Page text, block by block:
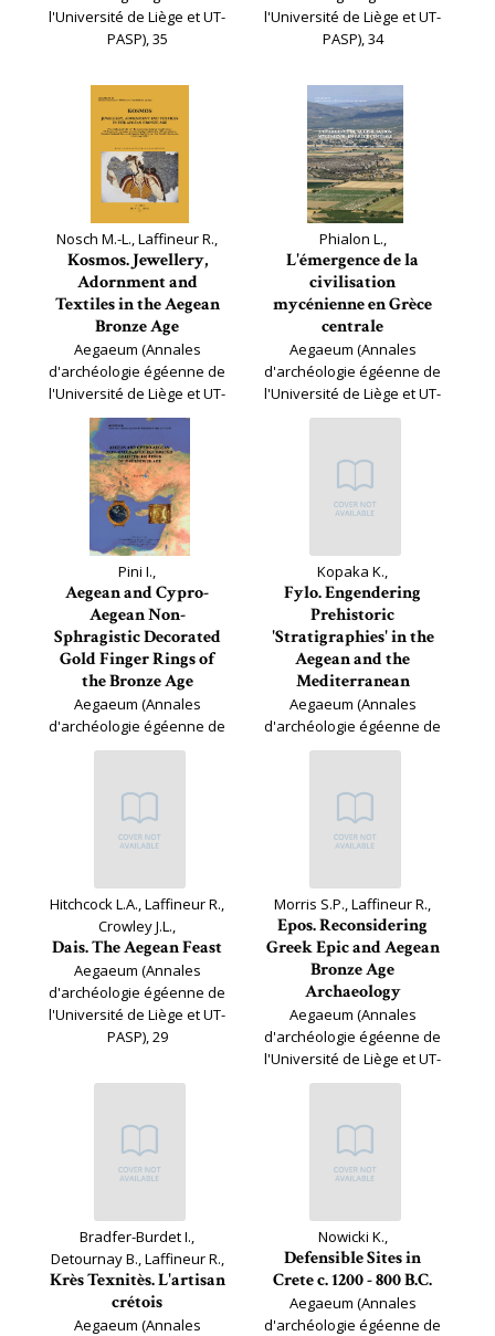
l'Université de Liège et UT-
PASP), 35
l'Université de Liège et UT-
PASP), 34
Nosch M.-L., Laffineur R.,
Kosmos. Jewellery,
Adornment and
Textiles in the Aegean
Bronze Age
Aegaeum (Annales
d'archéologie égéenne de
l'Université de Liège et UT-
PASP), 33
Phialon L.,
L'émergence de la
civilisation
mycénienne en Grèce
centrale
Aegaeum (Annales
d'archéologie égéenne de
l'Université de Liège et UT-
PASP), 32
Pini I.,
Aegean and Cypro-
Aegean Non-
Sphragistic Decorated
Gold Finger Rings of
the Bronze Age
Aegaeum (Annales
d'archéologie égéenne de
l'Université de Liège et UT-
Kopaka K.,
Fylo. Engendering
Prehistoric
'Stratigraphies' in the
Aegean and the
Mediterranean
Aegaeum (Annales
d'archéologie égéenne de
l'Université de Liège et UT-
Hitchcock L.A., Laffineur R.,
Crowley J.L.,
Dais. The Aegean Feast
Aegaeum (Annales
d'archéologie égéenne de
l'Université de Liège et UT-
PASP), 29
Morris S.P., Laffineur R.,
Epos. Reconsidering
Greek Epic and Aegean
Bronze Age
Archaeology
Aegaeum (Annales
d'archéologie égéenne de
l'Université de Liège et UT-
PASP), 28
Bradfer-Burdet I.,
Detournay B., Laffineur R.,
Krès Texnitès. L'artisan
crétois
Aegaeum (Annales
Nowicki K.,
Defensible Sites in
Crete c. 1200 - 800 B.C.
Aegaeum (Annales
d'archéologie égéenne de